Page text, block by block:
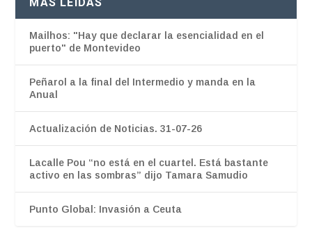
Mailhos: "Hay que declarar la esencialidad en el
puerto" de Montevideo
Peñarol a la final del Intermedio y manda en la
Anual
Actualización de Noticias. 31-07-26
Lacalle Pou “no está en el cuartel. Está bastante
activo en las sombras” dijo Tamara Samudio
Punto Global: Invasión a Ceuta